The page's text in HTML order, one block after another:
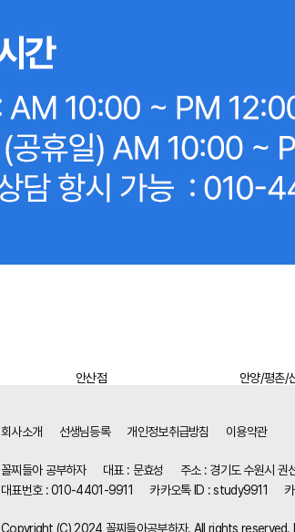
안양/평촌/산본점
회사소개 선생님등록 개인정보취급방침 이용약관
꼴찌들아 공부하자 대표 : 문효성 주소 : 경기도 수원시
대표번호 : 010-4401-9911
카카오톡 ID : study9911
Copyright (C) 2024 꼴찌들아공부하자. All rights